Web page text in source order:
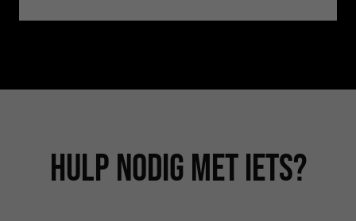
Hulp nodig met iets?